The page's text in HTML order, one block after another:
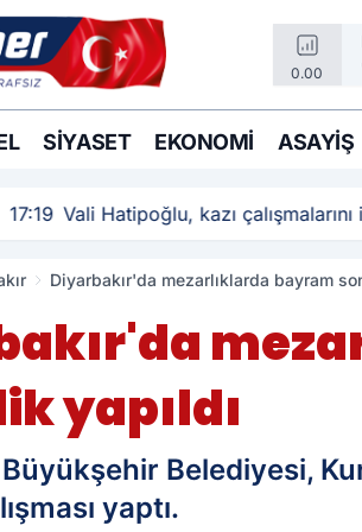
0.00
SIYASET EKONOMI ASAYIŞ
17:19 Vali Hatipoğlu, kazı
Diyarbakır'da mezarlıklarda bayram
yapıldı
Belediyesi,
yaptı.